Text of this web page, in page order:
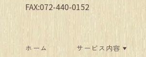
FAX:072-440-0152
ホーム サービス内容